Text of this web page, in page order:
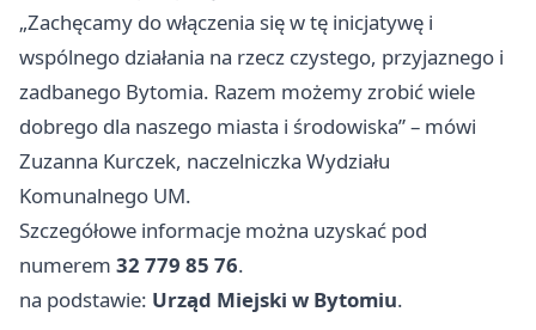
„Zachęcamy do włączenia się w tę inicjatywę i
wspólnego działania na rzecz czystego, przyjaznego i
zadbanego Bytomia. Razem możemy zrobić wiele
dobrego dla naszego miasta i środowiska” – mówi
Zuzanna Kurczek, naczelniczka Wydziału
Komunalnego UM.
Szczegółowe informacje można uzyskać pod
numerem 32 779 85 76.
na podstawie: Urząd Miejski w Bytomiu.